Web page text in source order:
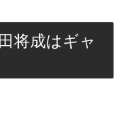
将成はギャ